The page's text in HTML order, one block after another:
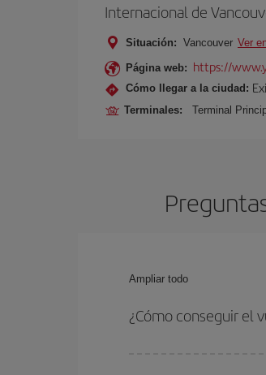
Internacional de
Situación: Vancouver Ver
Página web: https://
Cómo llegar a la ciudad:
Terminales: Terminal
Ampliar todo
¿Cómo conseguir el